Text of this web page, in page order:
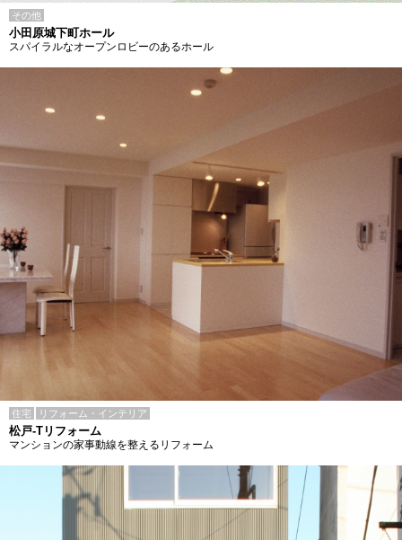
その他
小田原城下町ホール
スパイラルなオープンロビーのあるホール
住宅 リフォーム・インテリア
松戸-Tリフォーム
マンションの家事動線を整えるリフォーム